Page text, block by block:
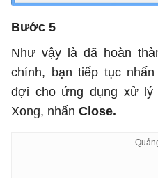
Bước 5
Như vậy là đã hoàn
chính, bạn tiếp tục nhấn
đợi cho ứng dụng xử lý
Xong, nhấn Close.